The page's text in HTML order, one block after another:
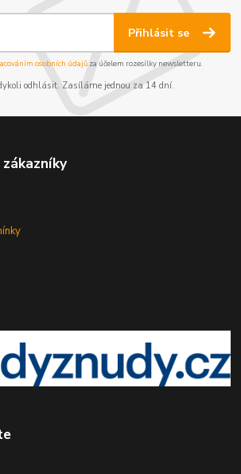
Přihlásit se
osobních údajůza účelem rozesílky newsletteru.
odhlásit. Zasíláme jednou za 14 dní.